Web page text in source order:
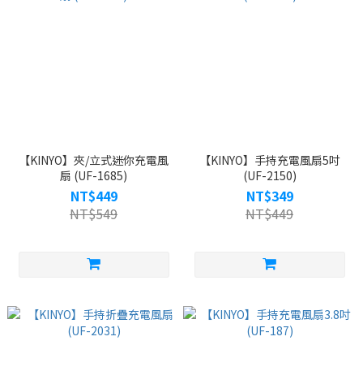
【KINYO】夾/立式迷你充電風
扇 (UF-1685)
NT$449
NT$549
【KINYO】手持充電風扇5吋
(UF-2150)
NT$349
NT$449